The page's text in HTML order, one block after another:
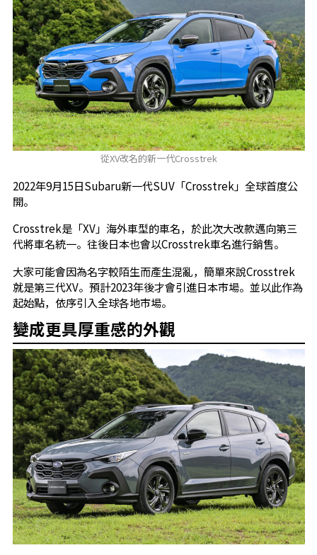
從XV改名的新一代Crosstrek
2022年9月15日Subaru新一代SUV「Crosstrek」全球首度公
開。
Crosstrek是「XV」海外車型的車名，於此次大改款邁向第三
代將車名統一。往後日本也會以Crosstrek車名進行銷售。
大家可能會因為名字較陌生而產生混亂，簡單來說Crosstrek
就是第三代XV。預計2023年後才會引進日本市場。並以此作為
起始點，依序引入全球各地市場。
變成更具厚重感的外觀